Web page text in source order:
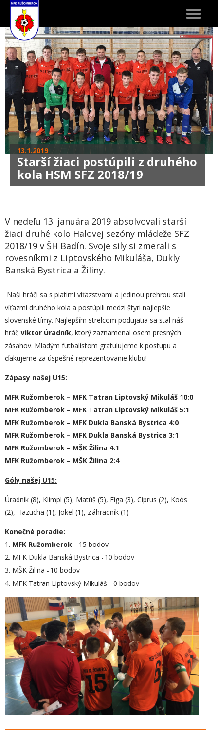
Toggle
13.1.2019
Starší žiaci postúpili z druhého
kola HSM SFZ 2018/19
V nedeľu 13. januára 2019 absolvovali starší
žiaci druhé kolo Halovej sezóny mládeže SFZ
2018/19 v ŠH Badín. Svoje sily si zmerali s
rovesníkmi z Liptovského Mikuláša, Dukly
Banská Bystrica a Žiliny.
Naši hráči sa s piatimi víťazstvami a jedinou prehrou stali
víťazmi druhého kola a postúpili medzi štyri najlepšie
slovenské tímy. Najlepším strelcom podujatia sa stal náš
hráč Viktor Úradník, ktorý zaznamenal osem presných
zásahov. Mladým futbalistom gratulujeme k postupu a
ďakujeme za úspešné reprezentovanie klubu!
Zápasy našej U15:
MFK Ružomberok – MFK Tatran Liptovský Mikuláš 10:0
MFK Ružomberok – MFK Tatran Liptovský Mikuláš 5:1
MFK Ružomberok – MFK Dukla Banská Bystrica 4:0
MFK Ružomberok – MFK Dukla Banská Bystrica 3:1
MFK Ružomberok – MŠK Žilina 4:1
MFK Ružomberok – MŠK Žilina 2:4
Góly našej U15:
Úradník (8), Klimpl (5), Matúš (5), Figa (3), Ciprus (2), Koós
(2), Hazucha (1), Jokel (1), Záhradník (1)
Konečné poradie:
1. MFK Ružomberok - 15 bodov
2. MFK Dukla Banská Bystrica - 10 bodov
3. MŠK Žilina - 10 bodov
4. MFK Tatran Liptovský Mikuláš - 0 bodov